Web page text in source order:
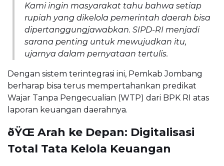
Kami ingin masyarakat tahu bahwa setiap
rupiah yang dikelola pemerintah daerah bisa
dipertanggungjawabkan. SIPD-RI menjadi
sarana penting untuk mewujudkan itu,
ujarnya dalam pernyataan tertulis.
Dengan sistem terintegrasi ini, Pemkab Jombang
berharap bisa terus mempertahankan predikat
Wajar Tanpa Pengecualian (WTP) dari BPK RI atas
laporan keuangan daerahnya.
ðŸŒ Arah ke Depan: Digitalisasi
Total Tata Kelola Keuangan